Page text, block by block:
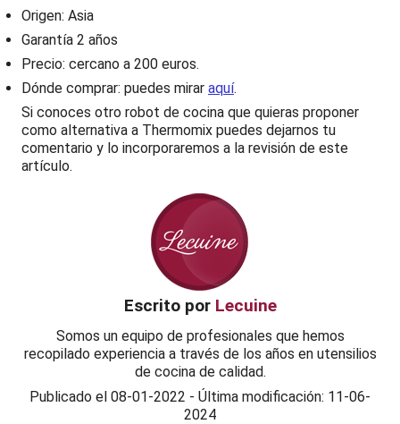
Origen: Asia
Garantía 2 años
Precio: cercano a 200 euros.
Dónde comprar: puedes mirar aquí.
Si conoces otro robot de cocina que quieras proponer
como alternativa a Thermomix puedes dejarnos tu
comentario y lo incorporaremos a la revisión de este
artículo.
Escrito por Lecuine
Somos un equipo de profesionales que hemos
recopilado experiencia a través de los años en utensilios
de cocina de calidad.
Publicado el 08-01-2022 - Última modificación: 11-06-
2024